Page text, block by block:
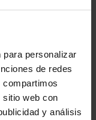
personalizar
de redes
sitio web con
y análisis